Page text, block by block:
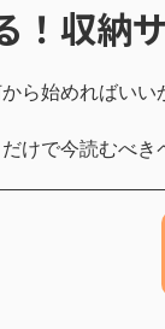
！収納
ら始めればいい
けで今読むべき